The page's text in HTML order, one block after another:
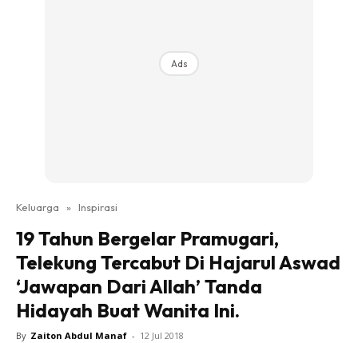
Ads
Keluarga » Inspirasi
19 Tahun Bergelar Pramugari,
Telekung Tercabut Di Hajarul Aswad
‘Jawapan Dari Allah’ Tanda
Hidayah Buat Wanita Ini.
By Zaiton Abdul Manaf - 12 Jul 2018